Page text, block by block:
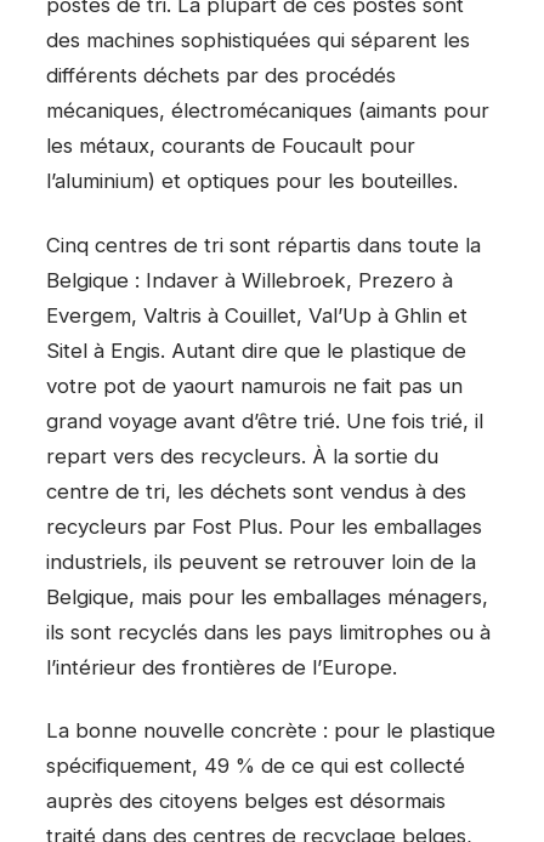
postes de tri. La plupart de ces postes sont
des machines sophistiquées qui séparent les
différents déchets par des procédés
mécaniques, électromécaniques (aimants pour
les métaux, courants de Foucault pour
l’aluminium) et optiques pour les bouteilles.
Cinq centres de tri sont répartis dans toute la
Belgique : Indaver à Willebroek, Prezero à
Evergem, Valtris à Couillet, Val’Up à Ghlin et
Sitel à Engis. Autant dire que le plastique de
votre pot de yaourt namurois ne fait pas un
grand voyage avant d’être trié. Une fois trié, il
repart vers des recycleurs. À la sortie du
centre de tri, les déchets sont vendus à des
recycleurs par Fost Plus. Pour les emballages
industriels, ils peuvent se retrouver loin de la
Belgique, mais pour les emballages ménagers,
ils sont recyclés dans les pays limitrophes ou à
l’intérieur des frontières de l’Europe.
La bonne nouvelle concrète : pour le plastique
spécifiquement, 49 % de ce qui est collecté
auprès des citoyens belges est désormais
traité dans des centres de recyclage belges,